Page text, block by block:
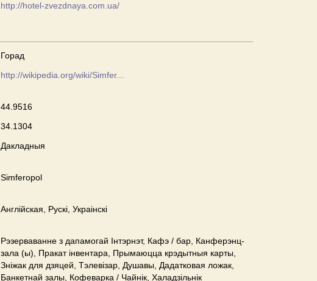
http://hotel-zvezdnaya.com.ua/
Горад
http://wikipedia.org/wiki/Simfer...
44.9516
34.1304
Дакладныя
Simferopol
Англійская, Рускі, Украінскі
Рэзерваванне з дапамогай Інтэрнэт, Кафэ / бар, Канферэнц-
зала (ы), Пракат інвентара, Прымаюцца крэдытныя карты,
Зніжак для дзяцей, Тэлевізар, Душавы, Дадатковая ложак,
Банкетнай залы, Кофеварка / Чайнік, Халадзільнік